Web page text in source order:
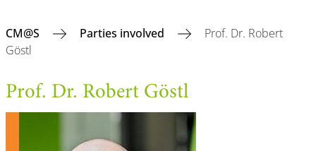
CM@S Parties involved
Prof. Dr. Robert
Göstl
Prof. Dr. Robert Göstl